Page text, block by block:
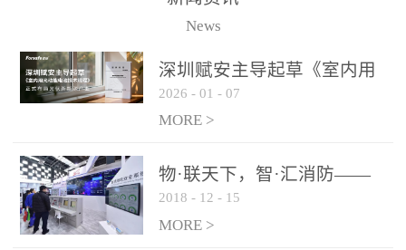
火灾隐患多。一旦发生火
传统的火灾关测器无法被
及时缺发，不能及早发现
和有效扑救火火，这不仅
力和闲难，同时也将造成
巨大的经济损失和社会影
响，基至还会造成人员伤
亡。图像型火灾探测器正
警领域三十多年技术积累
和工程实践的结晶。
News
深圳赋安主导起草《室内用
光动能电池技术规程》 正式
布局光伏新能源产业
2026 - 01 - 07
MORE >
物·联天下，智·汇消防——
赋安F&S 2018上海消防展圆
满落幕
2018 - 12 - 15
MORE >